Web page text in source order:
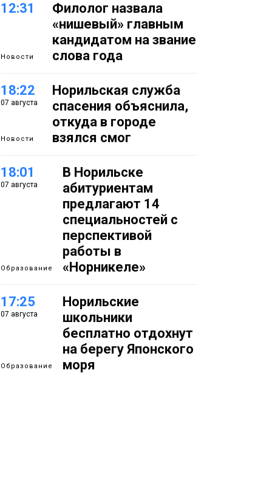
12:31
Новости
Филолог назвала
«нишевый» главным
кандидатом на звание
слова года
18:22
07 августа
Новости
Норильская служба
спасения объяснила,
откуда в городе
взялся смог
18:01
07 августа
Образование
В Норильске
абитуриентам
предлагают 14
специальностей с
перспективой
работы в
«Норникеле»
17:25
07 августа
Образование
Норильские
школьники
бесплатно отдохнут
на берегу Японского
моря